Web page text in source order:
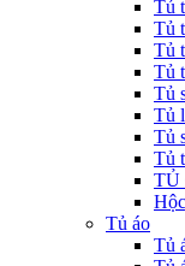
Tủ
Tủ
Tủ
Tủ
Tủ
Tủ
Tủ
Tủ
TỦ
Tủ áo
Tủ